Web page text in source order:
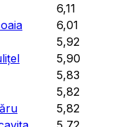
6,11
6,01
5,92
5,90
5,83
5,82
5,82